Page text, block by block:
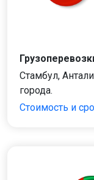
Стамбул,
города.
Стоимость и